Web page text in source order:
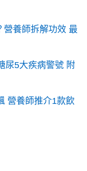
營養師拆解功效 最
尿5大疾病警號 附
營養師推介1款飲